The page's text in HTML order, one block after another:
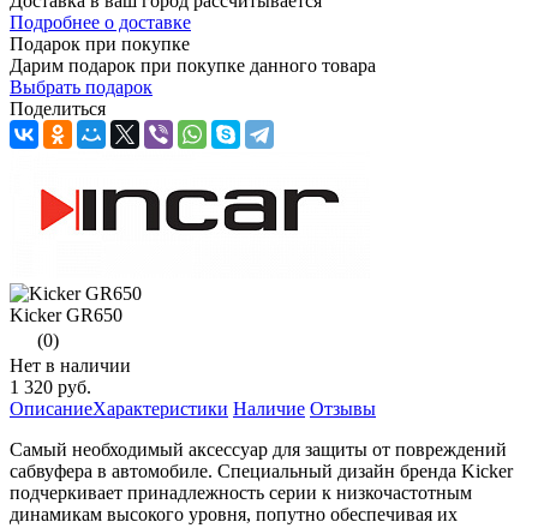
Подробнее о доставке
Подарок при покупке
Дарим подарок при покупке данного товара
Выбрать подарок
Поделиться
Kicker GR650
(0)
Нет в наличии
1 320 руб.
ОписаниеХарактеристики Наличие Отзывы
Самый необходимый аксессуар для защиты от повреждений
сабвуфера в автомобиле. Специальный дизайн бренда Kicker
подчеркивает принадлежность серии к низкочастотным
динамикам высокого уровня, попутно обеспечивая их